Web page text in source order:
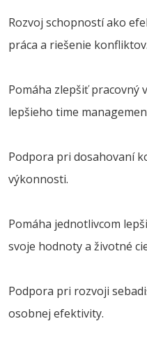
Rozvoj schopností ako
práca a riešenie konfliktov.
Pomáha zlepšiť pracovný
lepšieho time
Podpora pri dosahovaní
výkonnosti.
Pomáha jednotlivcom
svoje hodnoty a životné
Podpora pri rozvoji
osobnej efektivity.